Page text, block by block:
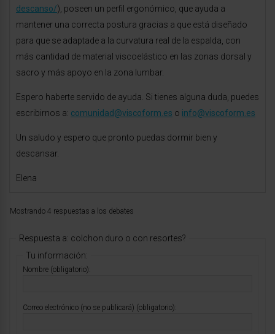
descanso/), poseen un perfil ergonómico, que ayuda a
mantener una correcta postura gracias a que está diseñado
para que se adaptade a la curvatura real de la espalda, con
más cantidad de material viscoelástico en las zonas dorsal y
sacro y más apoyo en la zona lumbar.
Espero haberte servido de ayuda. Si tienes alguna duda, puedes
escribirnos a: comunidad@viscoform.es o info@viscoform.es
Un saludo y espero que pronto puedas dormir bien y
descansar.
Elena
Mostrando 4 respuestas a los debates
Respuesta a: colchon duro o con resortes?
Tu información:
Nombre (obligatorio):
Correo electrónico (no se publicará) (obligatorio):